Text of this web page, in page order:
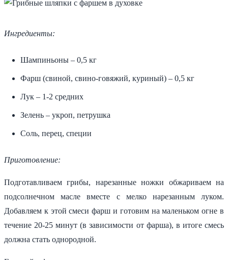
Ингредиенты:
Шампиньоны – 0,5 кг
Фарш (свиной, свино-говяжий, куриный) – 0,5 кг
Лук – 1-2 средних
Зелень – укроп, петрушка
Соль, перец, специи
Приготовление:
Подготавливаем грибы, нарезанные ножки обжариваем на
подсолнечном масле вместе с мелко нарезанным луком.
Добавляем к этой смеси фарш и готовим на маленьком огне в
течение 20-25 минут (в зависимости от фарша), в итоге смесь
должна стать однородной.